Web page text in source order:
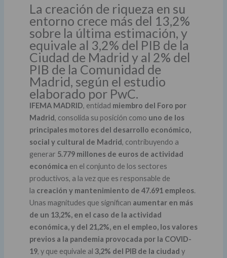
La creación de riqueza en su
entorno crece más del 13,2%
sobre la última estimación, y
equivale al 3,2% del PIB de la
Ciudad de Madrid y al 2% del
PIB de la Comunidad de
Madrid, según el estudio
elaborado por PwC.
IFEMA MADRID, entidad miembro del Foro por
Madrid, consolida su posición como uno de los
principales motores del desarrollo económico,
social y cultural de Madrid, contribuyendo a
generar 5.779 millones de euros de actividad
económica en el conjunto de los sectores
productivos, a la vez que es responsable de
la creación y mantenimiento de 47.691 empleos.
Unas magnitudes que significan aumentar en más
de un 13,2%, en el caso de la actividad
económica, y del 21,2%, en el empleo, los valores
previos a la pandemia provocada por la COVID-
19, y que equivale al 3,2% del PIB de la ciudad y